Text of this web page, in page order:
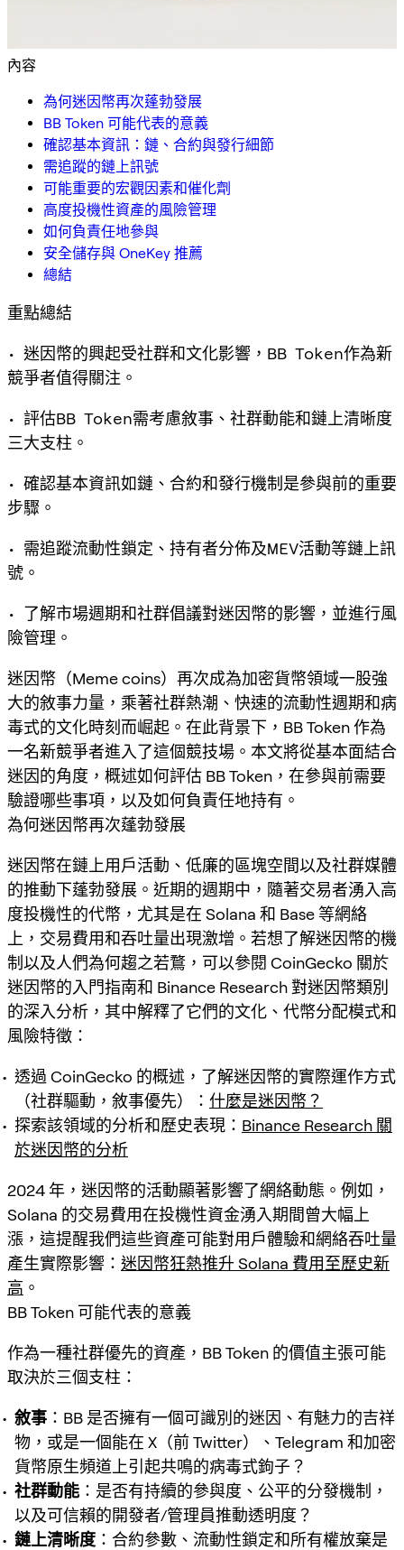
內容
為何迷因幣再次蓬勃發展
BB Token 可能代表的意義
確認基本資訊：鏈、合約與發行細節
需追蹤的鏈上訊號
可能重要的宏觀因素和催化劑
高度投機性資產的風險管理
如何負責任地參與
安全儲存與 OneKey 推薦
總結
重點總結
• 迷因幣的興起受社群和文化影響，BB Token作為新
競爭者值得關注。
• 評估BB Token需考慮敘事、社群動能和鏈上清晰度
三大支柱。
• 確認基本資訊如鏈、合約和發行機制是參與前的重要
步驟。
• 需追蹤流動性鎖定、持有者分佈及MEV活動等鏈上訊
號。
• 了解市場週期和社群倡議對迷因幣的影響，並進行風
險管理。
迷因幣（Meme coins）再次成為加密貨幣領域一股強
大的敘事力量，乘著社群熱潮、快速的流動性週期和病
毒式的文化時刻而崛起。在此背景下，BB Token 作為
一名新競爭者進入了這個競技場。本文將從基本面結合
迷因的角度，概述如何評估 BB Token，在參與前需要
驗證哪些事項，以及如何負責任地持有。
為何迷因幣再次蓬勃發展
迷因幣在鏈上用戶活動、低廉的區塊空間以及社群媒體
的推動下蓬勃發展。近期的週期中，隨著交易者湧入高
度投機性的代幣，尤其是在 Solana 和 Base 等網絡
上，交易費用和吞吐量出現激增。若想了解迷因幣的機
制以及人們為何趨之若鶩，可以參閱 CoinGecko 關於
迷因幣的入門指南和 Binance Research 對迷因幣類別
的深入分析，其中解釋了它們的文化、代幣分配模式和
風險特徵：
透過 CoinGecko 的概述，了解迷因幣的實際運作方式
（社群驅動，敘事優先）： 什麼是迷因幣？
探索該領域的分析和歷史表現： Binance Research 關
於迷因幣的分析
2024 年，迷因幣的活動顯著影響了網絡動態。例如，
Solana 的交易費用在投機性資金湧入期間曾大幅上
漲，這提醒我們這些資產可能對用戶體驗和網絡吞吐量
產生實際影響： 迷因幣狂熱推升 Solana 費用至歷史新
高 。
BB Token 可能代表的意義
作為一種社群優先的資產，BB Token 的價值主張可能
取決於三個支柱：
敘事 ：BB 是否擁有一個可識別的迷因、有魅力的吉祥
物，或是一個能在 X（前 Twitter）、Telegram 和加密
貨幣原生頻道上引起共鳴的病毒式鉤子？
社群動能：是否有持續的參與度、公平的分發機制，
以及可信賴的開發者/管理員推動透明度？
鏈上清晰度 ：合約參數、流動性鎖定和所有權放棄是